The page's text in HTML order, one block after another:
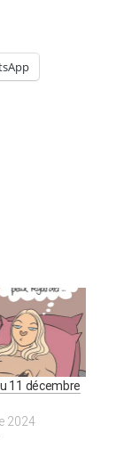
11 décembre
2024